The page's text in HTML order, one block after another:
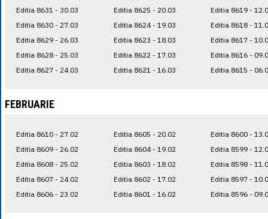
Editia 8631 - 30.03
Editia 8630 - 27.03
Editia 8629 - 26.03
Editia 8628 - 25.03
Editia 8627 - 24.03
Editia 8625 - 20.03
Editia 8624 - 19.03
Editia 8623 - 18.03
Editia 8622 - 17.03
Editia 8621 - 16.03
Editia 8619 -
Editia 8618 -
Editia 8617 -
Editia 8616 -
Editia 8615 -
FEBRUARIE
Editia 8610 - 27.02
Editia 8609 - 26.02
Editia 8608 - 25.02
Editia 8607 - 24.02
Editia 8606 - 23.02
Editia 8605 - 20.02
Editia 8604 - 19.02
Editia 8603 - 18.02
Editia 8602 - 17.02
Editia 8601 - 16.02
Editia 8600 -
Editia 8599 -
Editia 8598 -
Editia 8597 -
Editia 8596 -